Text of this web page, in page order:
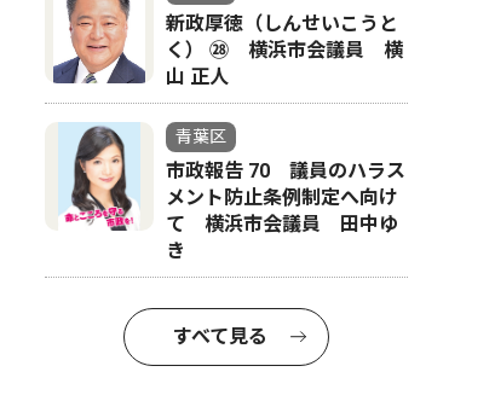
新政厚徳（しんせいこうと
く） ㉘ 横浜市会議員 横
山 正人
青葉区
市政報告 70 議員のハラス
メント防止条例制定へ向け
て 横浜市会議員 田中ゆ
き
すべて見る